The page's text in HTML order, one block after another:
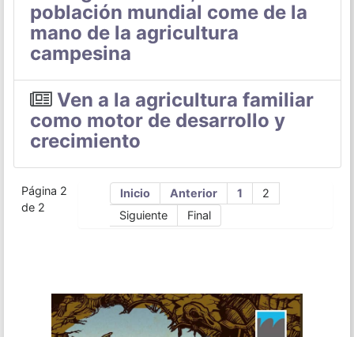
población mundial come de la
mano de la agricultura
campesina
Ven a la agricultura familiar
como motor de desarrollo y
crecimiento
Página 2
de 2
Inicio Anterior 1
2
Siguiente
Final